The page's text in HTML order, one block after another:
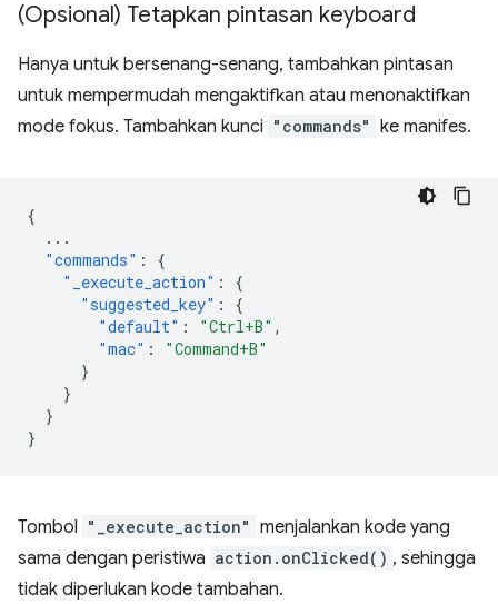
(Opsional) Tetapkan pintasan keyboard
Hanya untuk bersenang-senang, tambahkan pintasan
untuk mempermudah mengaktifkan atau menonaktifkan
mode fokus. Tambahkan kunci "commands" ke manifes.
{
...
"commands" :
{
"_execute_action" :
{
"suggested_key" :
{
"default" : "Ctrl+B" ,
"mac" :
"Command+B"
}
}
}
}
Tombol "_execute_action" menjalankan kode yang
sama dengan peristiwa action.onClicked() , sehingga
tidak diperlukan kode tambahan.